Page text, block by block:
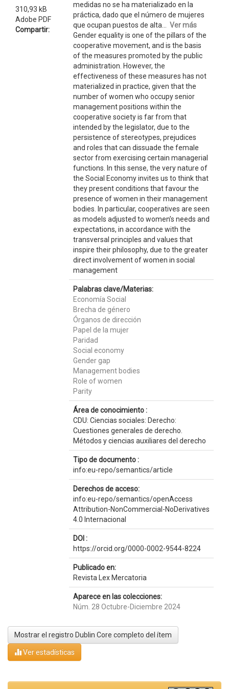
310,93 kB
Adobe PDF
Compartir:
medidas no se ha materializado en la
práctica, dado que el número de mujeres
que ocupan puestos de alta... Ver más
Gender equality is one of the pillars of the
cooperative movement, and is the basis
of the measures promoted by the public
administration. However, the
effectiveness of these measures has not
materialized in practice, given that the
number of women who occupy senior
management positions within the
cooperative society is far from that
intended by the legislator, due to the
persistence of stereotypes, prejudices
and roles that can dissuade the female
sector from exercising certain managerial
functions. In this sense, the very nature of
the Social Economy invites us to think that
they present conditions that favour the
presence of women in their management
bodies. In particular, cooperatives are seen
as models adjusted to women’s needs and
expectations, in accordance with the
transversal principles and values that
inspire their philosophy, due to the greater
direct involvement of women in social
management
Palabras clave/Materias:
Economía Social
Brecha de género
Órganos de dirección
Papel de la mujer
Paridad
Social economy
Gender gap
Management bodies
Role of women
Parity
Área de conocimiento :
CDU: Ciencias sociales: Derecho:
Cuestiones generales de derecho.
Métodos y ciencias auxiliares del derecho
Tipo de documento :
info:eu-repo/semantics/article
Derechos de acceso:
info:eu-repo/semantics/openAccess
Attribution-NonCommercial-NoDerivatives
4.0 Internacional
DOI :
https://orcid.org/0000-0002-9544-8224
Publicado en:
Revista Lex Mercatoria
Aparece en las colecciones:
Núm. 28 Octubre-Diciembre 2024
Mostrar el registro Dublin Core completo del ítem
Ver estadísticas